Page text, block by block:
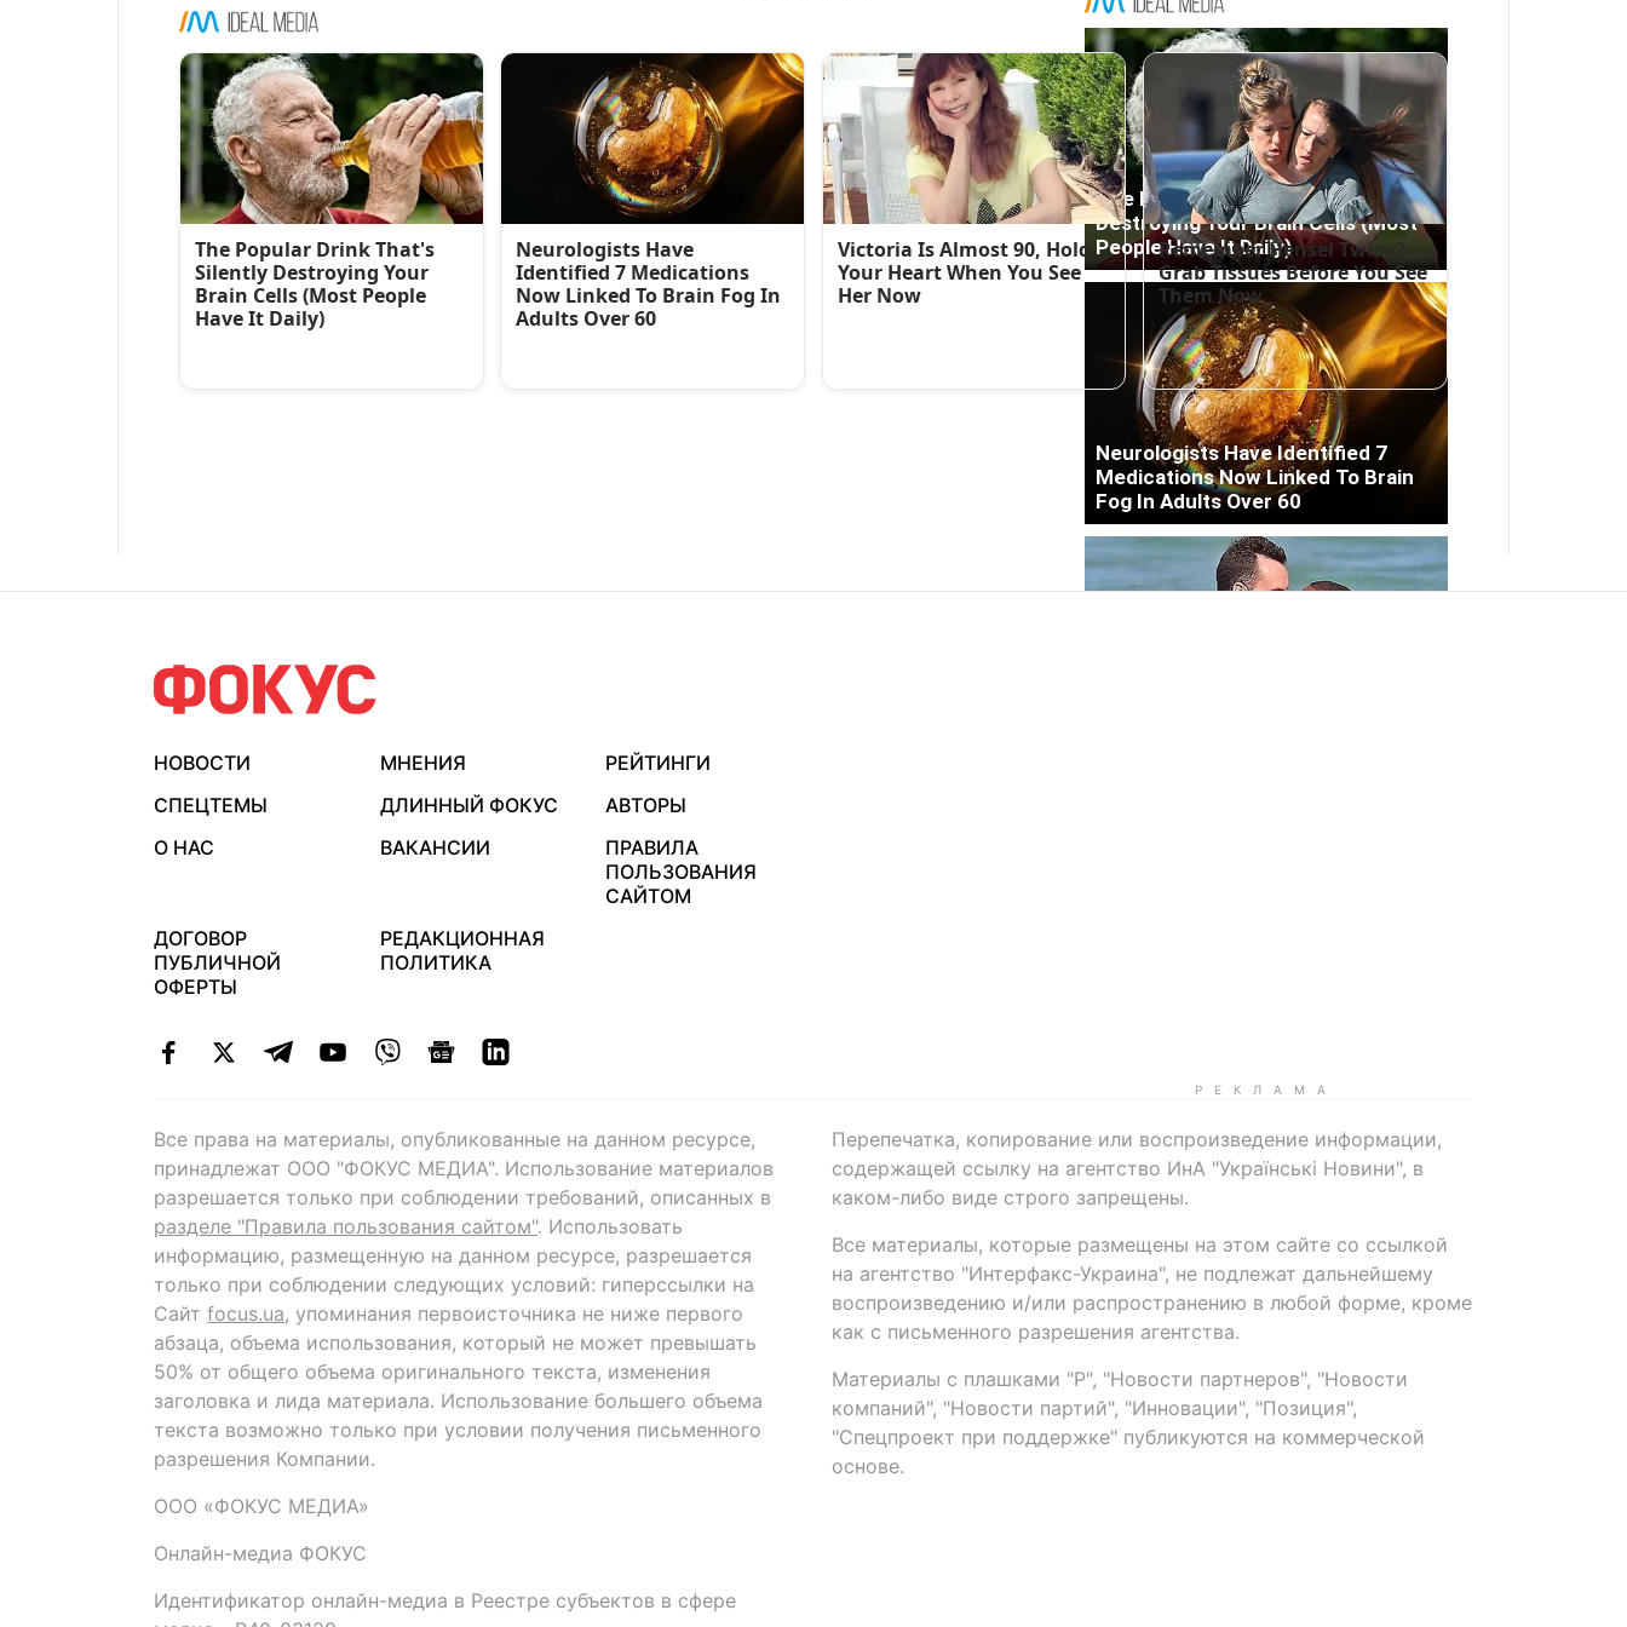
НОВОСТИ МНЕНИЯ
РЕЙТИНГИ
СПЕЦТЕМЫ
ДЛИННЫЙ ФОКУС
АВТОРЫ
О НАС
ВАКАНСИИ
ПРАВИЛА
ПОЛЬЗОВАНИЯ
САЙТОМ
ДОГОВОР
ПУБЛИЧНОЙ
ОФЕРТЫ
РЕДАКЦИОННАЯ
ПОЛИТИКА
Все права на материалы, опубликованные на данном ресурсе,
принадлежат ООО "ФОКУС МЕДИА". Использование материалов
разрешается только при соблюдении требований, описанных в
разделе "Правила пользования сайтом". Использовать
информацию, размещенную на данном ресурсе, разрешается
только при соблюдении следующих условий: гиперссылки на
Сайт focus.ua, упоминания первоисточника не ниже первого
абзаца, объема использования, который не может превышать
50% от общего объема оригинального текста, изменения
заголовка и лида материала. Использование большего объема
текста возможно только при условии получения письменного
разрешения Компании.
ООО «ФОКУС МЕДИА»
Онлайн-медиа ФОКУС
Идентификатор онлайн-медиа в Реестре субъектов в сфере
Перепечатка, копирование или воспроизведение информации,
содержащей ссылку на агентство ИнА "Українські Новини", в
каком-либо виде строго запрещены.
Все материалы, которые размещены на этом сайте со ссылкой
на агентство "Интерфакс-Украина", не подлежат дальнейшему
воспроизведению и/или распространению в любой форме, кроме
как с письменного разрешения агентства.
Материалы с плашками "Р", "Новости партнеров", "Новости
компаний", "Новости партий", "Инновации", "Позиция",
"Спецпроект при поддержке" публикуются на коммерческой
основе.